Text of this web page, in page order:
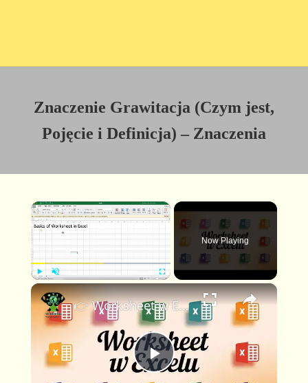
Znaczenie Grawitacja (Czym jest,
Pojęcie i Definicja) – Znaczenia
×
P
n
m
t
e
u
l
l
c
Now Playing
×
P
👉 Worksheet w Excelu Czym jest i jak go używać 📊